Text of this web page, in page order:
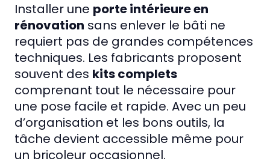
Installer une porte intérieure en
rénovation sans enlever le bâti ne
requiert pas de grandes compétences
techniques. Les fabricants proposent
souvent des kits complets
comprenant tout le nécessaire pour
une pose facile et rapide. Avec un peu
d’organisation et les bons outils, la
tâche devient accessible même pour
un bricoleur occasionnel.